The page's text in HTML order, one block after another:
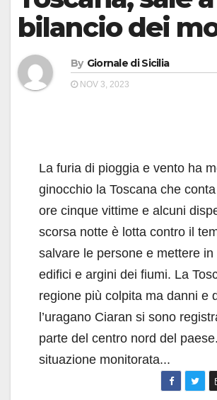
bilancio dei
By Giornale di Sicilia
NOV 3, 2023
La furia di pioggia e vento ha
ginocchio la Toscana che
ore cinque vittime e alcuni
scorsa notte è lotta contro il
salvare le persone e mettere
edifici e argini dei fiumi. La
regione più colpita ma danni e
l’uragano Ciaran si sono
parte del centro nord del
situazione monitorata...